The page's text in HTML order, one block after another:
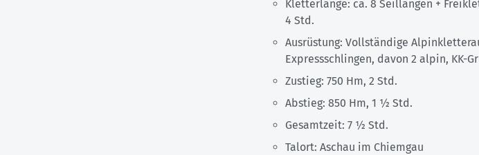
Kletterlänge: ca. 8 Seillängen +
4 Std.
Ausrüstung: Vollständige
Expressschlingen, davon 2 alpin, KK-
Zustieg: 750 Hm, 2 Std.
Abstieg: 850 Hm, 1 ½ Std.
Gesamtzeit: 7 ½ Std.
Talort: Aschau im Chiemgau